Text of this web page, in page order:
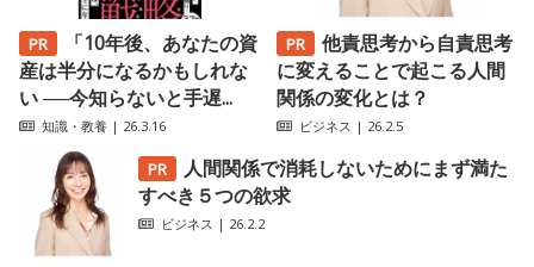
「10年後、あなたの資
産は半分になるかもしれな
い ──今知らないと手遅...
知識・教養 | 26.3.16
他責思考から自責思考
に変えることで起こる人間
関係の変化とは？
ビジネス | 26.2.5
人間関係で消耗しないためにまず満た
すべき５つの欲求
ビジネス | 26.2.2